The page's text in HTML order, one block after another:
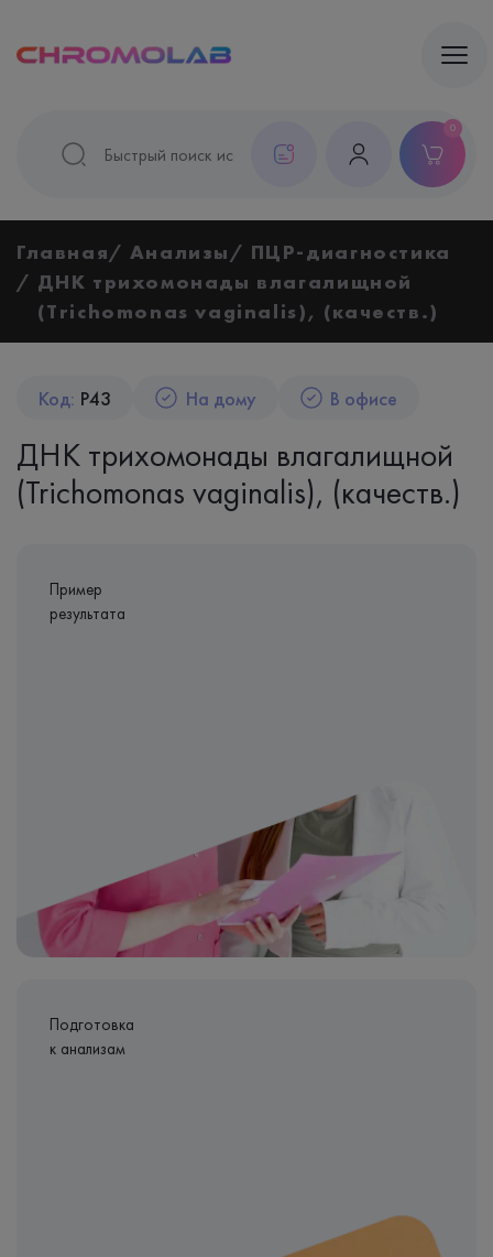
0
Главная Анализы
ПЦР-диагностика
ДНК трихомонады влагалищной
(Trichomonas vaginalis), (качеств.)
Код: P43 На дому В офисе
ДНК трихомонады влагалищной
(Trichomonas vaginalis), (качеств.)
Пример
результата
Подготовка
к анализам